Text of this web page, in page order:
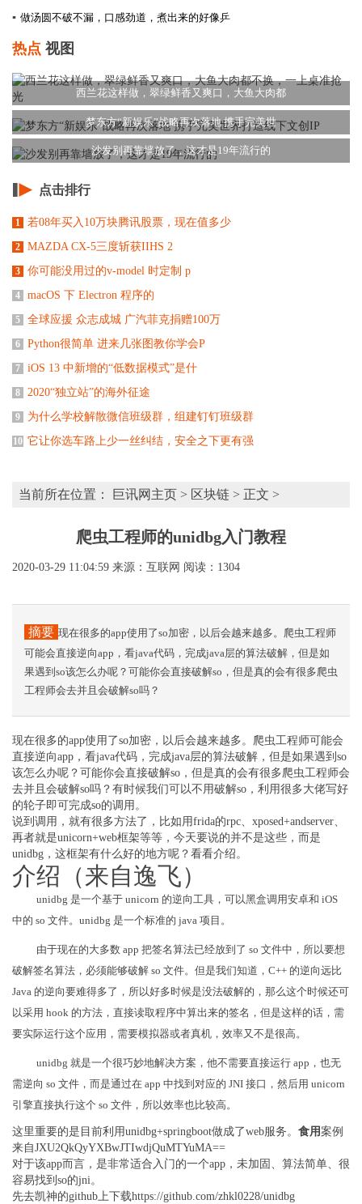
▪ 做汤圆不破不漏，口感劲道，煮出来的好像乒
热点 视图
西兰花这样做，翠绿鲜香又爽口，大鱼大肉都
梦东方“新娱乐”战略再次落地 携手完美世
沙发别再靠墙放了，这才是19年流行的
点击排行
1 若08年买入10万块腾讯股票，现在值多少
2 MAZDA CX-5三度斩获IIHS 2
3 你可能没用过的v-model 时定制 p
4 macOS 下 Electron 程序的
5 全球应援 众志成城 广汽菲克捐赠100万
6 Python很简单 进来几张图教你学会P
7 iOS 13 中新增的“低数据模式”是什
8 2020“独立站”的海外征途
9 为什么学校解散微信班级群，组建钉钉班级群
10 它让你选车路上少一丝纠结，安全之下更有强
当前所在位置： 巨讯网主页 > 区块链 > 正文 >
爬虫工程师的unidbg入门教程
2020-03-29 11:04:59 来源：互联网 阅读：1304
摘要 现在很多的app使用了so加密，以后会越来越多。爬虫工程师
可能会直接逆向app，看java代码，完成java层的算法破解，但是如
果遇到so该怎么办呢？可能你会直接破解so，但是真的会有很多爬虫
工程师会去并且会破解so吗？
现在很多的app使用了so加密，以后会越来越多。爬虫工程师可能会
直接逆向app，看java代码，完成java层的算法破解，但是如果遇到so
该怎么办呢？可能你会直接破解so，但是真的会有很多爬虫工程师会
去并且会破解so吗？有时候我们可以不用破解so，利用很多大佬写好
的轮子即可完成so的调用。
说到调用，就有很多方法了，比如用frida的rpc、xposed+andserver、
再者就是unicorn+web框架等等，今天要说的并不是这些，而是
unidbg，这框架有什么好的地方呢？看看介绍。
介绍（来自逸飞）
unidbg 是一个基于 unicorn 的逆向工具，可以黑盒调用安卓和 iOS
中的 so 文件。unidbg 是一个标准的 java 项目。
由于现在的大多数 app 把签名算法已经放到了 so 文件中，所以要想
破解签名算法，必须能够破解 so 文件。但是我们知道，C++ 的逆向远比
Java 的逆向要难得多了，所以好多时候是没法破解的，那么这个时候还可
以采用 hook 的方法，直接读取程序中算出来的签名，但是这样的话，需
要实际运行这个应用，需要模拟器或者真机，效率又不是很高。
unidbg 就是一个很巧妙地解决方案，他不需要直接运行 app，也无
需逆向 so 文件，而是通过在 app 中找到对应的 JNI 接口，然后用 unicorn
引擎直接执行这个 so 文件，所以效率也比较高。
这里重要的是目前利用unidbg+springboot做成了web服务。 食用案例
来自JXU2QkQyYXBwJTIwdjQuMTYuMA==
对于该app而言，是非常适合入门的一个app，未加固、算法简单、很
容易找到so的jni。
先去凯神的github上下载https://github.com/zhkl0228/unidbg